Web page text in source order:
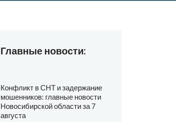
Главные новости:
Конфликт в СНТ и задержание
мошенников: главные новости
Новосибирской области за 7
августа